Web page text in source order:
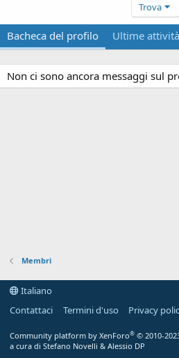
Trova
Bacheca del profilo Ultime attività
Non ci sono ancora messaggi sul
Membri
Italiano
Contattaci
Termini d'uso Privacy
Community platform by XenForo® © 2010-
a cura di Stefano Novelli & Alessio DP